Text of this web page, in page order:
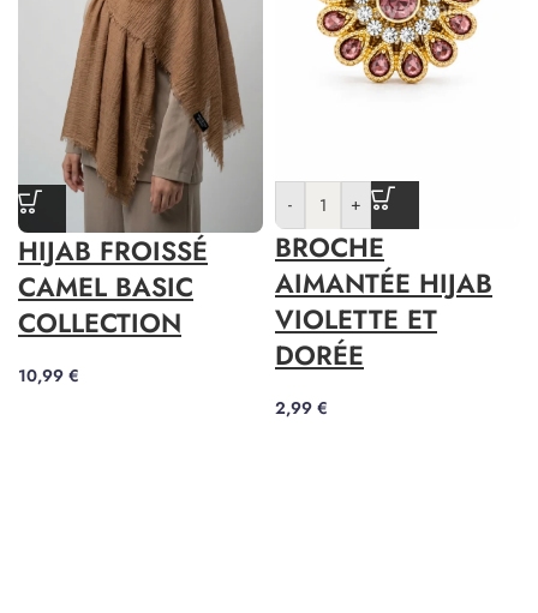
HIJAB FROISSÉ
CAMEL BASIC
COLLECTION
10,99 €
- +
BROCHE
AIMANTÉE HIJAB
VIOLETTE ET
DORÉE
2,99 €